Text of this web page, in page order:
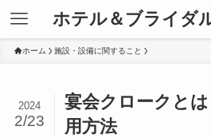
ホテル＆ブライダ
ホーム 施設・設備に関すること
宴会クロークと
用方法
2024
2/23